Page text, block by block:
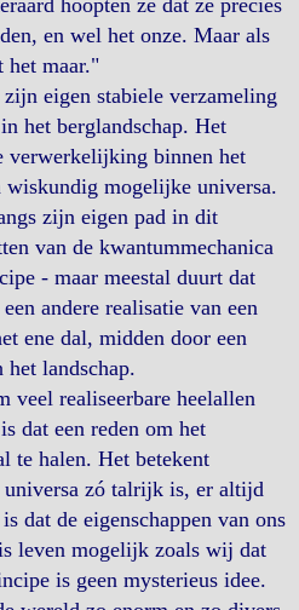
hoopten ze dat ze precies
en wel het onze. Maar als
het maar."
eigen stabiele verzameling
het berglandschap. Het
verwerkelijking binnen het
wiskundig mogelijke universa.
zijn eigen pad in dit
van de kwantummechanica
- maar meestal duurt dat
andere realisatie van een
ene dal, midden door een
het landschap.
veel realiseerbare heelallen
dat een reden om het
te halen. Het betekent
zó talrijk is, er altijd
dat de eigenschappen van ons
leven mogelijk zoals wij dat
is geen mysterieus idee.